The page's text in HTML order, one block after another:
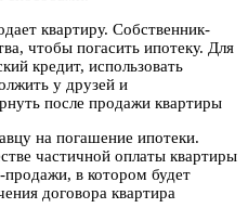
квартиру. Собственник-
чтобы погасить ипотеку. Для
кредит, использовать
у друзей и
после продажи квартиры
на погашение ипотеки.
частичной оплаты квартиры
продажи, в котором будет
договора квартира